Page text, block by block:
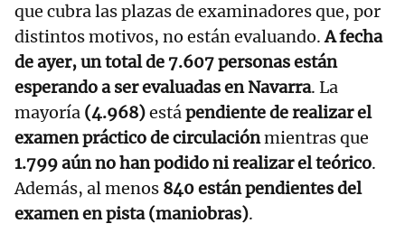
que cubra las plazas de examinadores que, por
distintos motivos, no están evaluando.A fecha
de ayer, un total de 7.607 personas están
esperando a ser evaluadas en Navarra. La
mayoría (4.968)estápendiente de realizar el
examen práctico de circulaciónmientras que
1.799 aún no han podido ni realizar el teórico.
Además, al menos 840 están pendientes del
examen en pista (maniobras).